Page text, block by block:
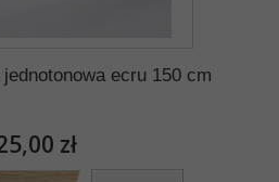
ecru 150 cm
zł